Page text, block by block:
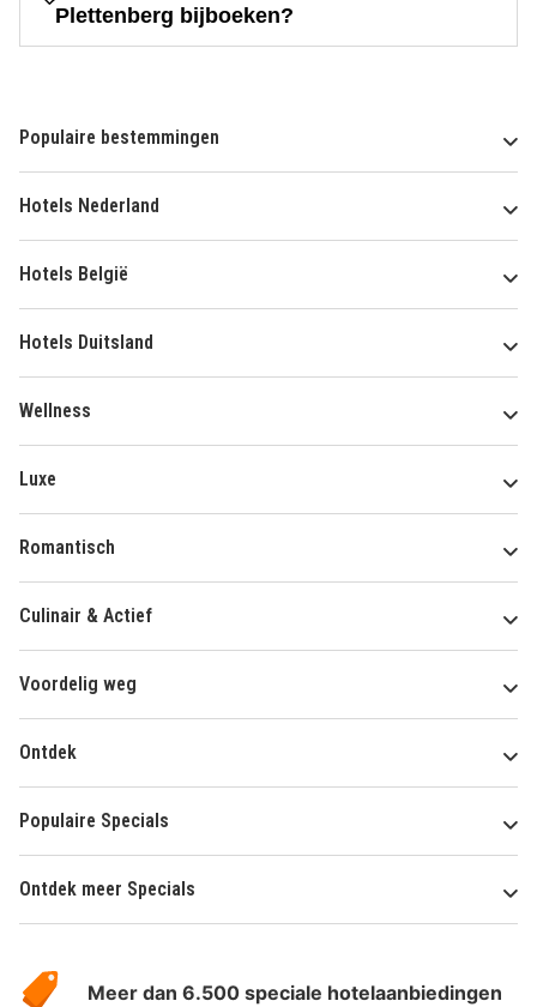
Plettenberg bijboeken?
Populaire bestemmingen
Hotels Nederland
Hotels België
Hotels Duitsland
Wellness
Luxe
Romantisch
Culinair & Actief
Voordelig weg
Ontdek
Populaire Specials
Ontdek meer Specials
HotelSpecials
Meer dan 6.500 speciale hotelaanbiedingen